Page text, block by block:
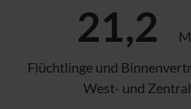
21,2
Flüchtlinge und
West- und